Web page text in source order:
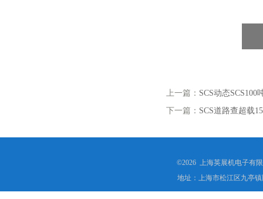
上一篇： SCS动态
下一篇： SCS道路查超载
©2026 上海英展机电子有
地址：上海市松江区九亭镇